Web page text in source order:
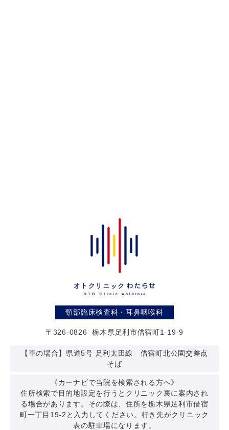
頸部臨床検査科・耳鼻咽喉科
〒326-0826 栃木県足利市借宿町1-19-9
【車の場合】県道5号 足利太田線 借宿町北公園交差点
そば
《カーナビで当院を検索される方へ》
住所検索で目的地設定を行うとクリニック裏に案内され
る場合があります。その際は、住所を栃木県足利市借宿
町一丁目19-2と入力してください。行き先がクリニック
表の駐車場になります。